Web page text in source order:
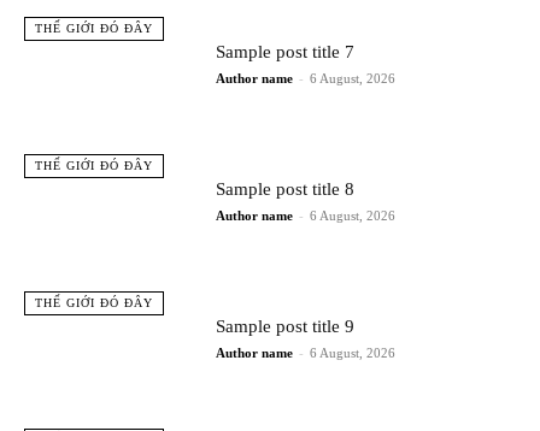
THẾ GIỚI ĐÓ ĐÂY
THẾ GIỚI ĐÓ ĐÂY
Sample post title 7
Author name - 6 August, 2026
THẾ GIỚI ĐÓ ĐÂY
Sample post title 8
Author name - 6 August, 2026
Sample post title 9
Author name - 6 August, 2026